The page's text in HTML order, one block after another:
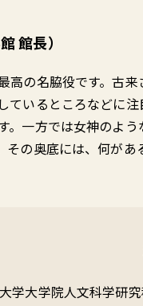
館長）
高の名脇役です。古
ているところなどに
。一方では女神のよ
の奥底には、何があ
学大学院人文科学研